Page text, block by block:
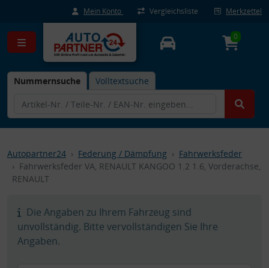
Mein Konto Vergleichsliste Merkzettel
Nummernsuche Volltextsuche
0
Autopartner24 Federung / Dämpfung
Fahrwerksfeder
Fahrwerksfeder VA, RENAULT KANGOO 1.2 1.6, Vorderachse,
RENAULT
Die Angaben zu Ihrem Fahrzeug sind
unvollständig. Bitte vervollständigen Sie Ihre
Angaben.